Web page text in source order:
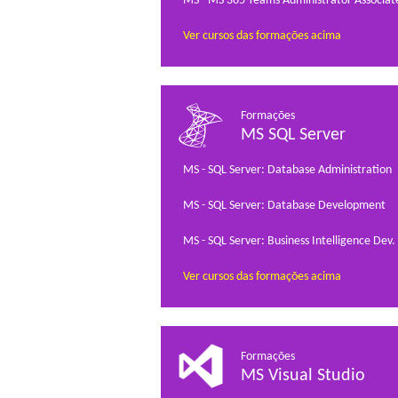
Ver cursos das formações acima
Formações
MS SQL Server
MS - SQL Server: Database Administration
MS - SQL Server: Database Development
MS - SQL Server: Business Intelligence Dev.
Ver cursos das formações acima
Formações
MS Visual Studio